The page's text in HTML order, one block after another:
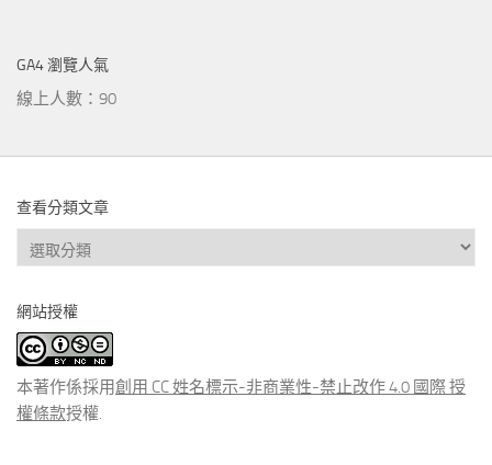
GA4 瀏覽人氣
線上人數：90
查看分類文章
查
看
類
文
章
網站授權
本著作係採用創用 CC 姓名標示-非商業性-禁止改作 4.0 國際 授
權條款授權.